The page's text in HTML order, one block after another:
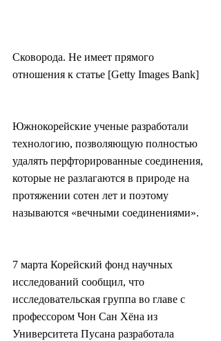
Сковорода. Не имеет прямого
отношения к статье [Getty Images Bank]
Южнокорейские ученые разработали
технологию, позволяющую полностью
удалять перфторированные соединения,
которые не разлагаются в природе на
протяжении сотен лет и поэтому
называются «вечными соединениями».
7 марта Корейский фонд научных
исследований сообщил, что
исследовательская группа во главе с
профессором Чон Сан Хёна из
Университета Пусана разработала